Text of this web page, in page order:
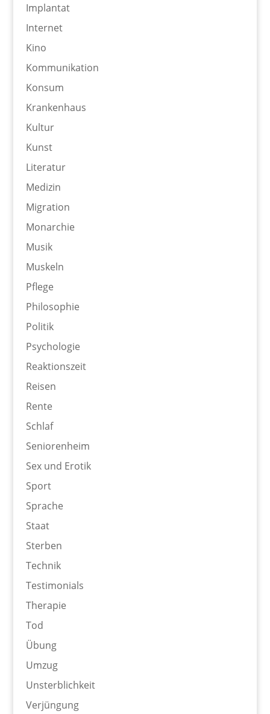
Implantat
Internet
Kino
Kommunikation
Konsum
Krankenhaus
Kultur
Kunst
Literatur
Medizin
Migration
Monarchie
Musik
Muskeln
Pflege
Philosophie
Politik
Psychologie
Reaktionszeit
Reisen
Rente
Schlaf
Seniorenheim
Sex und Erotik
Sport
Sprache
Staat
Sterben
Technik
Testimonials
Therapie
Tod
Übung
Umzug
Unsterblichkeit
Verjüngung